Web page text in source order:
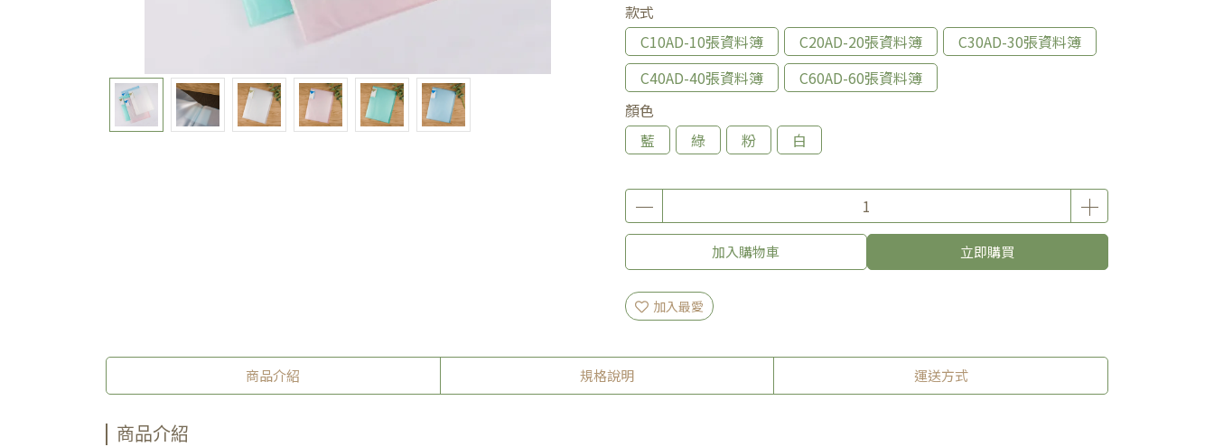
款式
C10AD-10張資料簿
C20AD-20張資料簿
C30AD-30張資料簿
C40AD-40張資料簿
C60AD-60張資料簿
顏色
藍
綠 粉 白
加入購物車 立即購買
加入最愛
商品介紹 規格說明 運送方式
商品介紹